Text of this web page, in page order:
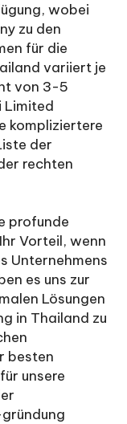
wobei
zu den
für die
variiert je
von 3-5
Limited
kompliziertere
der
rechten
profunde
Vorteil, wenn
Unternehmens
es uns zur
Lösungen
in Thailand zu
besten
unsere